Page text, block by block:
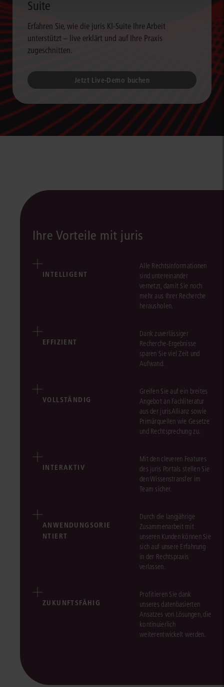
Suite
Erfahren Sie, wie die juris KI-Suite Ihre Arbeit
unterstützt – live erklärt und auf Ihre Praxis
zugeschnitten.
Jetzt Live-Demo buchen
Ihre Vorteile mit juris
INTELLIGENT
Alle Rechtsinformationen
sind untereinander
vernetzt, damit Sie noch
mehr aus Ihrer Recherche
herausholen.
EFFIZIENT
Dank zuverlässiger
Recherche-Ergebnisse
sparen Sie viel Zeit und
Aufwand.
VOLLSTÄNDIG
Greifen Sie auf ein breites
Angebot an Fachliteratur
aus der jurisAllianz sowie
Primärquellen wie Gesetze
und Rechtsprechung zu.
INTERAKTIV
Mit den cleveren Features
des juris Portals stellen Sie
den Wissenstransfer im
Team sicher.
ANWENDUNGSORIE
NTIERT
Durch die langjährige
Zusammenarbeit mit
unseren Kunden können Sie
sich auf unsere Erfahrung
in der Rechtspraxis
verlassen.
ZUKUNFTSFÄHIG
Profitieren Sie dank
unseres datenbasierten
Ansatzes von Lösungen, die
kontinuierlich
weiterentwickelt werden.